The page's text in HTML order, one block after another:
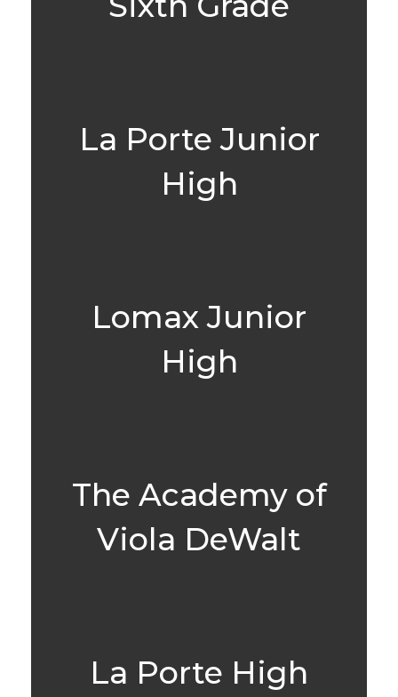
La Porte Junior
High
Lomax Junior
High
The Academy of
Viola DeWalt
La Porte High